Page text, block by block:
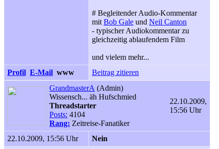
# Begleitender Audio-Kommentar
mit Bob Gale und Neil Canton
- typischer Audiokommentar zu
gleichzeitig ablaufendem Film
und vielem mehr...
Profil E-Mail www
Beitrag zitieren
GrandmasterA (Admin)
Wissensch... äh Hufschmied
Threadstarter
Posts: 4104
Rang: Zeitreise-Fanatiker
22.10.2009,
15:56 Uhr
22.10.2009, 15:56 Uhr
Nein